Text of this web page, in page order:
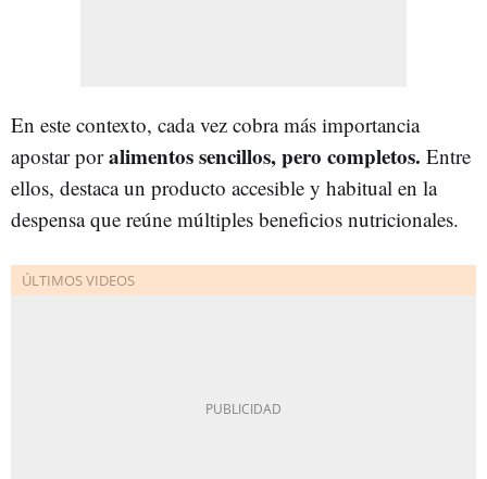
En este contexto, cada vez cobra más importancia
apostar poralimentos sencillos, pero completos. Entre
ellos, destaca un producto accesible y habitual en la
despensa que reúne múltiples beneficios nutricionales.